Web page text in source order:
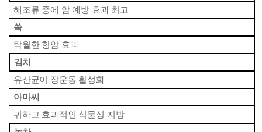
해조류 중에 암 예방 효과 최고
쑥
탁월한 항암 효과
김치
유산균이 장운동 활성화
아마씨
귀하고 효과적인 식물성 지방